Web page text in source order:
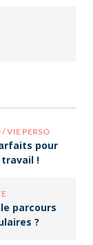
VIE PERSO
pour
travail !
parcours
?